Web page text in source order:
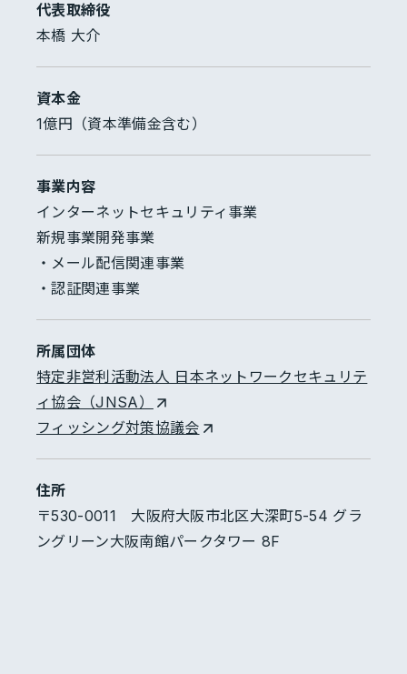
代表取締役
本橋 大介
資本金
1億円（資本準備金含む）
事業内容
インターネットセキュリティ事業
新規事業開発事業
・メール配信関連事業
・認証関連事業
所属団体
特定非営利活動法人 日本ネットワークセキュリテ
ィ協会（JNSA）
フィッシング対策協議会
住所
〒530-0011 大阪府大阪市北区大深町5-54 グラ
ングリーン大阪南館パークタワー 8F